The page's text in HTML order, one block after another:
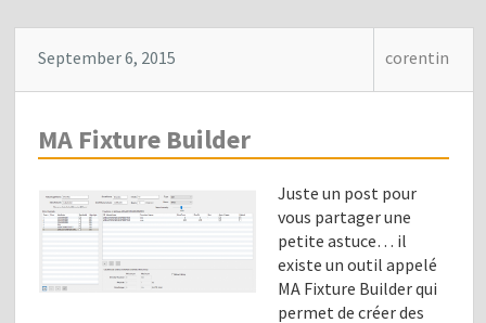
September 6, 2015 corentin
MA Fixture Builder
Juste un post pour
vous partager une
petite astuce… il
existe un outil appelé
MA Fixture Builder qui
permet de créer des